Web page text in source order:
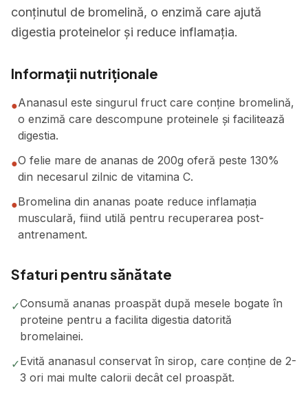
conținutul de bromelină, o enzimă care ajută
digestia proteinelor și reduce inflamația.
Informații nutriționale
●Ananasul este singurul fruct care conține bromelină,
o enzimă care descompune proteinele și facilitează
digestia.
●O felie mare de ananas de 200g oferă peste 130%
din necesarul zilnic de vitamina C.
●Bromelina din ananas poate reduce inflamația
musculară, fiind utilă pentru recuperarea post-
antrenament.
Sfaturi pentru sănătate
✓Consumă ananas proaspăt după mesele bogate în
proteine pentru a facilita digestia datorită
bromelainei.
✓Evită ananasul conservat în sirop, care conține de 2-
3 ori mai multe calorii decât cel proaspăt.